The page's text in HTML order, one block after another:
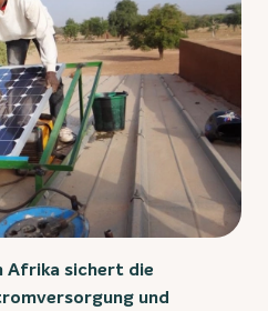
Afrika sichert die
und